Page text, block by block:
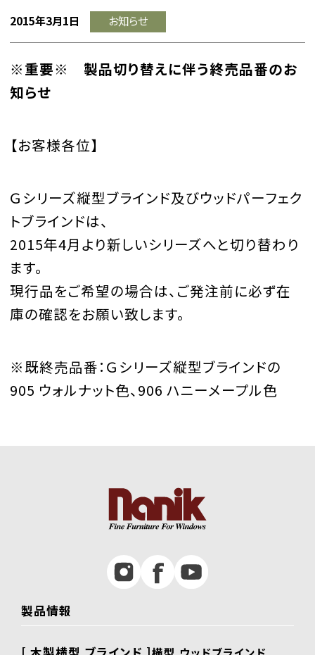
2015年3月1日 お知らせ
※重要※ 製品切り替えに伴う終売品番のお
知らせ
【お客様各位】
Ｇシリーズ縦型ブラインド及びウッドパーフェク
トブラインドは、
2015年4月より新しいシリーズへと切り替わり
ます。
現行品をご希望の場合は、ご発注前に必ず在
庫の確認をお願い致します。
※既終売品番：Ｇシリーズ縦型ブラインドの
905 ウォルナット色、906 ハニーメープル色
製品情報